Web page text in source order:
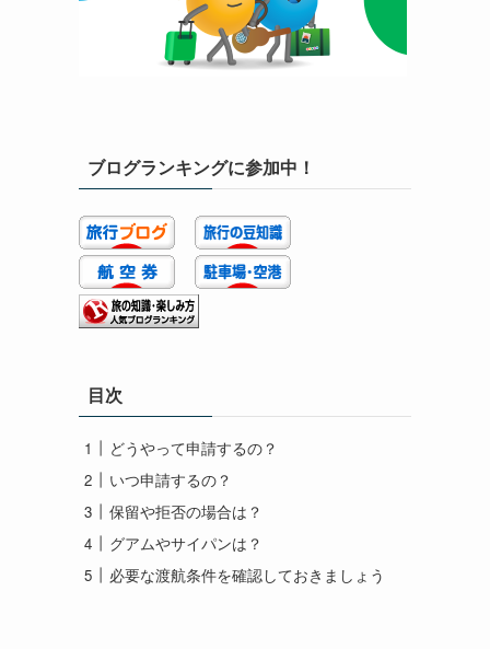
ブログランキングに参加中！
目次
どうやって申請するの？
いつ申請するの？
保留や拒否の場合は？
グアムやサイパンは？
必要な渡航条件を確認しておきましょう